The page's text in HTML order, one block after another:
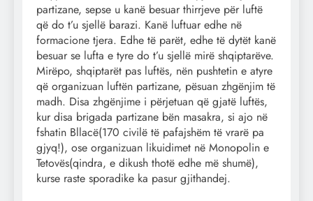
partizane, sepse u kanë besuar thirrjeve për luftë
që do t’u sjellë barazi. Kanë luftuar edhe në
formacione tjera. Edhe të parët, edhe të dytët kanë
besuar se lufta e tyre do t’u sjellë mirë shqiptarëve.
Mirëpo, shqiptarët pas luftës, nën pushtetin e atyre
që organizuan luftën partizane, pësuan zhgënjim të
madh. Disa zhgënjime i përjetuan që gjatë luftës,
kur disa brigada partizane bën masakra, si ajo në
fshatin Bllacë(170 civilë të pafajshëm të vrarë pa
gjyq!), ose organizuan likuidimet në Monopolin e
Tetovës(qindra, e dikush thotë edhe më shumë),
kurse raste sporadike ka pasur gjithandej.